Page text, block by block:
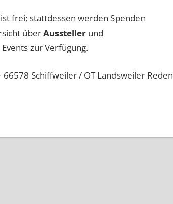
frei; stattdessen werden Spenden
überAusstellerund
Events zur Verfügung.
Schiffweiler / OT Landsweiler Reden